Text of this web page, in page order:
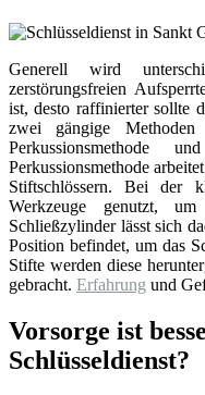
Generell wird
zerstörungsfreien
ist, desto raffinierter sollte
zwei gängige
Perkussionsmethode
Perkussionsmethode
Stiftschlössern. Bei der
Werkzeuge genutzt,
Schließzylinder lässt sich
Position befindet, um das
Stifte werden diese
gebracht. Erfahrung und
Vorsorge ist
Schlüsseldienst?